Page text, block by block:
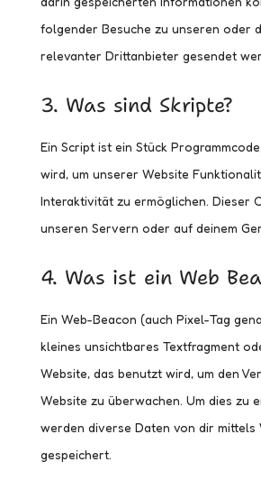
folgender Besuche zu unseren oder
relevanter Drittanbieter gesendet
3. Was sind Skripte?
Ein Script ist ein Stück
wird, um unserer Website
Interaktivität zu ermöglichen. Dieser
unseren Servern oder auf deinem
4. Was ist ein Web
Ein Web-Beacon (auch Pixel-Tag
kleines unsichtbares Textfragment
Website, das benutzt wird, um den
Website zu überwachen. Um dies zu
werden diverse Daten von dir mittels
gespeichert.